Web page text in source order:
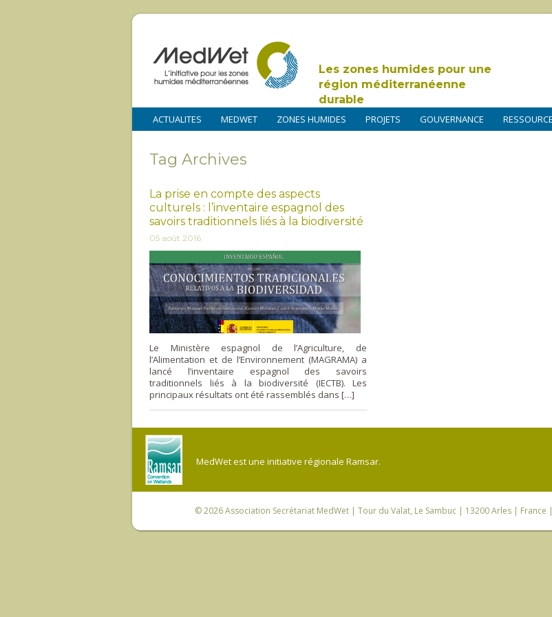
Les zones humides pour une
région méditerranéenne
durable
ACTUALITES MEDWET ZONES HUMIDES PROJETS GOUVERNANCE
Tag Archives
La prise en compte des aspects
culturels : l’inventaire espagnol des
savoirs traditionnels liés à la biodiversité
05 août 2016
Le Ministère espagnol de l’Agriculture, de
l’Alimentation et de l’Environnement (MAGRAMA) a
lancé l’inventaire espagnol des savoirs
traditionnels liés à la biodiversité (IECTB). Les
principaux résultats ont été rassemblés dans […]
MedWet est une initiative régionale Ramsar.
© 2026Association Secrétariat MedWet | Tour du Valat, Le Sambuc | 13200 Arles | France